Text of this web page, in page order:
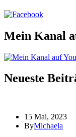
Mein Kanal
Neueste
15 Mai, 2023
ByMichaela